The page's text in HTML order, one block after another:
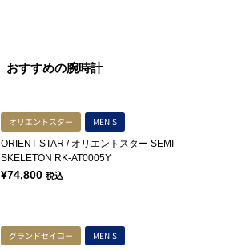
おすすめの腕時計
オリエントスター MEN'S
ORIENT STAR / オリエントスター SEMI
SKELETON RK-AT0005Y
¥74,800 税込
グランドセイコー MEN'S